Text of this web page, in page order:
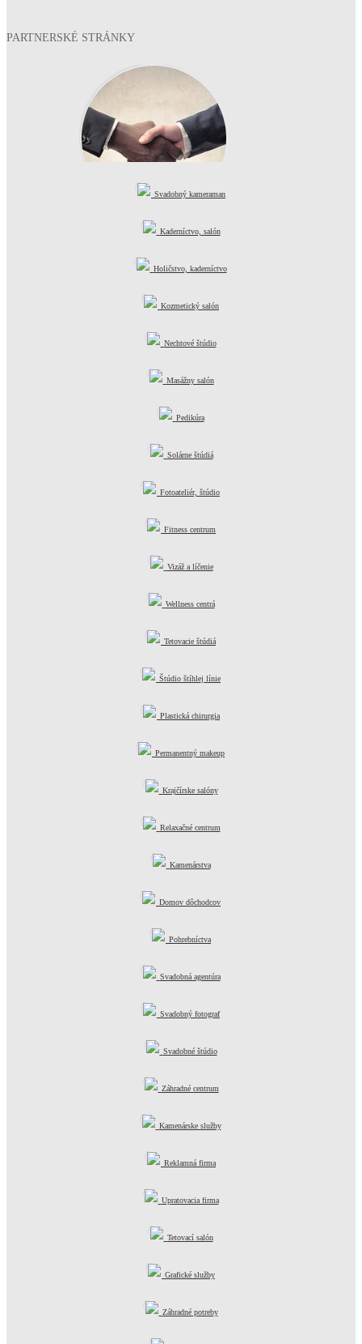
PARTNERSKÉ STRÁNKY
Svadobný kameraman
Kaderníctvo, salón
Holičstvo, kaderníctvo
Kozmetický salón
Nechtové štúdio
Masážny salón
Pedikúra
Solárne štúdiá
Fotoateliér, štúdio
Fitness centrum
Vizáž a líčenie
Wellness centrá
Tetovacie štúdiá
Štúdio štíhlej línie
Plastická chirurgia
Permanentný makeup
Krajčírske salóny
Relaxačné centrum
Kamenárstva
Domov dôchodcov
Pohrebníctva
Svadobná agentúra
Svadobný fotograf
Svadobné štúdio
Záhradné centrum
Kamenárske služby
Reklamná firma
Upratovacia firma
Tetovací salón
Grafické služby
Záhradné potreby